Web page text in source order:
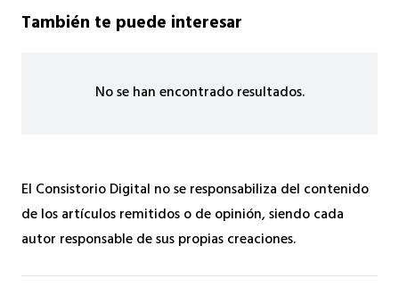
También te puede interesar
No se han encontrado resultados.
El Consistorio Digital no se responsabiliza del contenido
de los artículos remitidos o de opinión, siendo cada
autor responsable de sus propias creaciones.